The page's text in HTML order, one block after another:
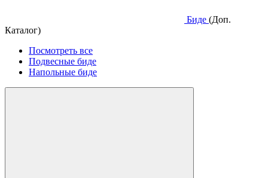
Биде (Доп.
Каталог)
Посмотреть все
Подвесные биде
Напольные биде